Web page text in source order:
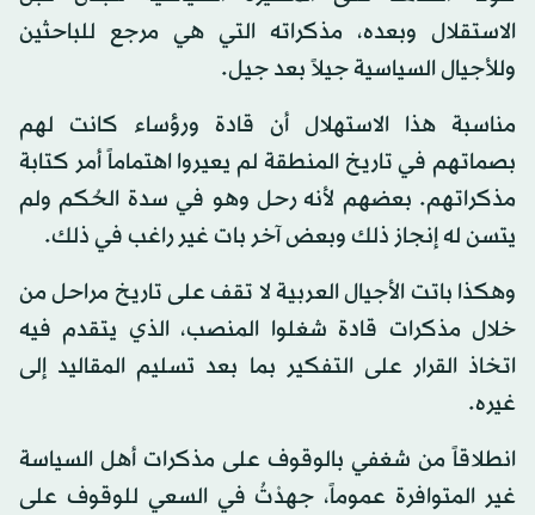
الاستقلال وبعده، مذكراته التي هي مرجع للباحثين
وللأجيال السياسية جيلاً بعد جيل.
مناسبة هذا الاستهلال أن قادة ورؤساء كانت لهم
بصماتهم في تاريخ المنطقة لم يعيروا اهتماماً أمر كتابة
مذكراتهم. بعضهم لأنه رحل وهو في سدة الحُكم ولم
يتسن له إنجاز ذلك وبعض آخر بات غير راغب في ذلك.
وهكذا باتت الأجيال العربية لا تقف على تاريخ مراحل من
خلال مذكرات قادة شغلوا المنصب، الذي يتقدم فيه
اتخاذ القرار على التفكير بما بعد تسليم المقاليد إلى
غيره.
انطلاقاً من شغفي بالوقوف على مذكرات أهل السياسة
غير المتوافرة عموماً، جهدْتُ في السعي للوقوف على